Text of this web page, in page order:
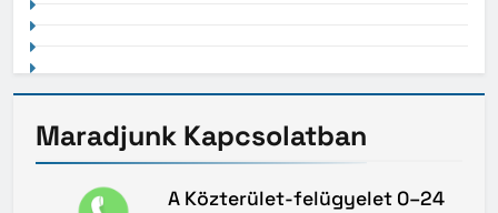
Maradjunk Kapcsolatban
A Közterület-felügyelet 0–24